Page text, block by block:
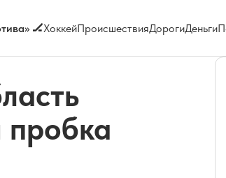
🏒ХоккейПроисшествияДорогиДеньги
пробка